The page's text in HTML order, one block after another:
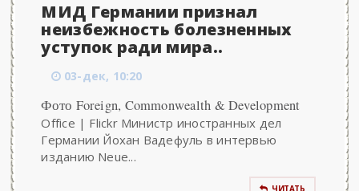
МИД Германии признал
неизбежность болезненных
уступок ради мира..
03-дек, 10:20
Фото Foreign, Commonwealth & Development
Office | Flickr Министр иностранных дел
Германии Йохан Вадефуль в интервью
изданию Neue...